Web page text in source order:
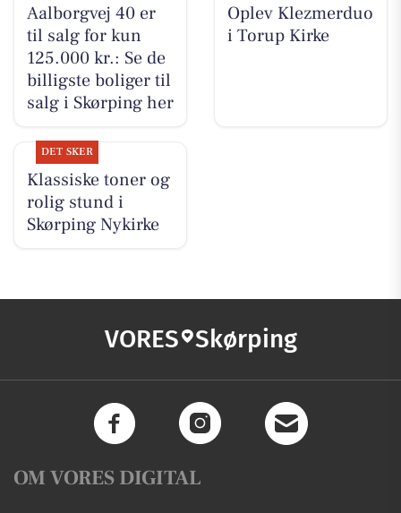
Aalborgvej 40 er
til salg for kun
125.000 kr.: Se de
billigste boliger til
salg i Skørping her
Oplev Klezmerduo
i Torup Kirke
DET SKER
Klassiske toner og
rolig stund i
Skørping Nykirke
VORES Skørping
OM VORES DIGITAL